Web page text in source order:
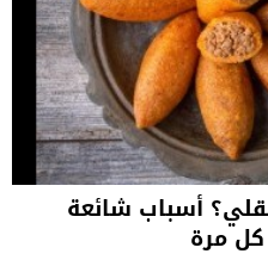
أسباب شائعة
مرة